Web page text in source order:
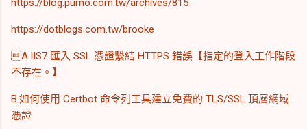
https://dotblogs.com.tw/brooke
A.IIS7 匯入 SSL 憑證繫結 HTTPS 錯誤【指定的登入工作階段
不存在。】
B.如何使用 Certbot 命令列工具建立免費的 TLS/SSL 頂層網域
憑證